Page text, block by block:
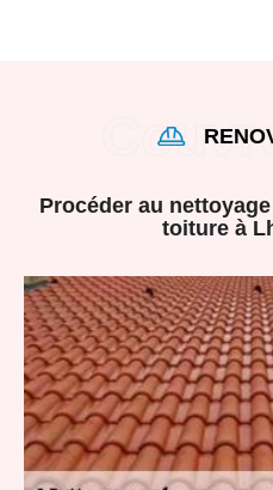
Procéder au
toiture à